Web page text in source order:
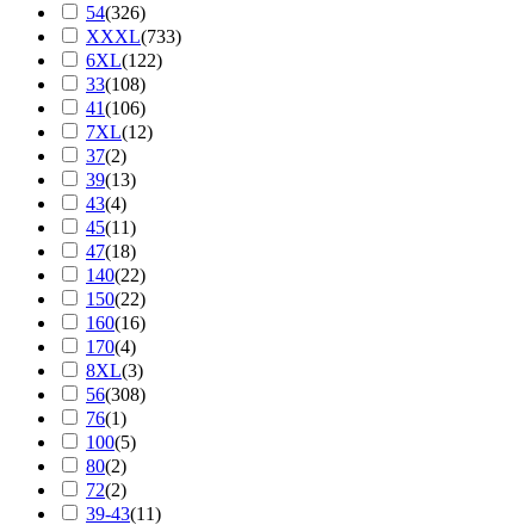
54(326)
XXXL(733)
6XL(122)
33(108)
41(106)
7XL(12)
37(2)
39(13)
43(4)
45(11)
47(18)
140(22)
150(22)
160(16)
170(4)
8XL(3)
56(308)
76(1)
100(5)
80(2)
72(2)
39-43(11)